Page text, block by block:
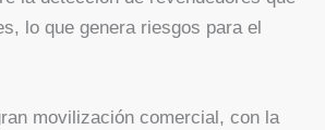
lo que genera riesgos para el
movilización comercial, con la